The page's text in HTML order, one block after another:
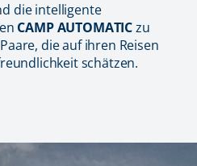
die intelligente
CAMP AUTOMATICzu
die auf ihren Reisen
schätzen.